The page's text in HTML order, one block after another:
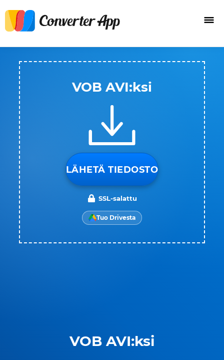
VOB AVI:ksi
VOB AVI:ksi
LÄHETÄ TIEDOSTO
SSL-salattu
Tuo Drivesta